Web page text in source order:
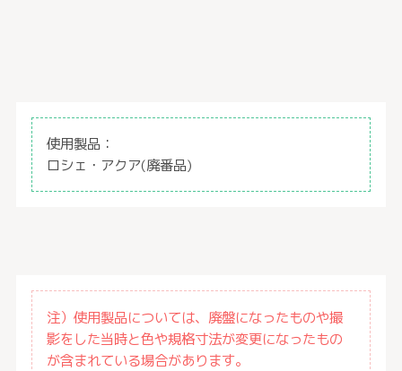
使用製品：
ロシェ・アクア(廃番品)
注）使用製品については、廃盤になったものや撮
影をした当時と色や規格寸法が変更になったもの
が含まれている場合があります。